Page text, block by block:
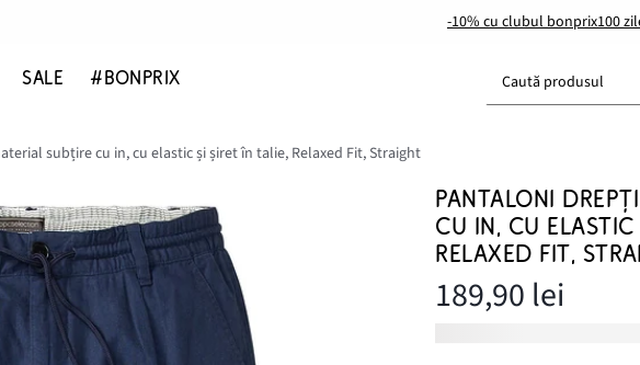
-10% cu clubul bonprix100
SALE #BONPRIX Caută produsul
subțire cu in, cu elastic și șiret în talie, Relaxed Fit, Straight
PANTALONI
CU IN, CU ELASTIC
RELAXED FIT,
189,90 lei